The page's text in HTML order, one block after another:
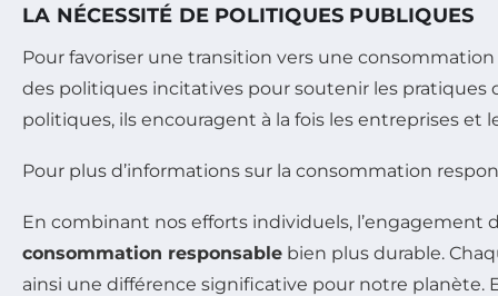
LA NÉCESSITÉ DE POLITIQUES PUBLIQUES
Pour favoriser une transition vers une
des politiques incitatives pour soutenir les
politiques, ils encouragent à la fois les entreprises
Pour plus d’informations sur la consommation
En combinant nos efforts individuels, l’engagement
consommation responsable bien plus durable.
ainsi une différence significative pour notre